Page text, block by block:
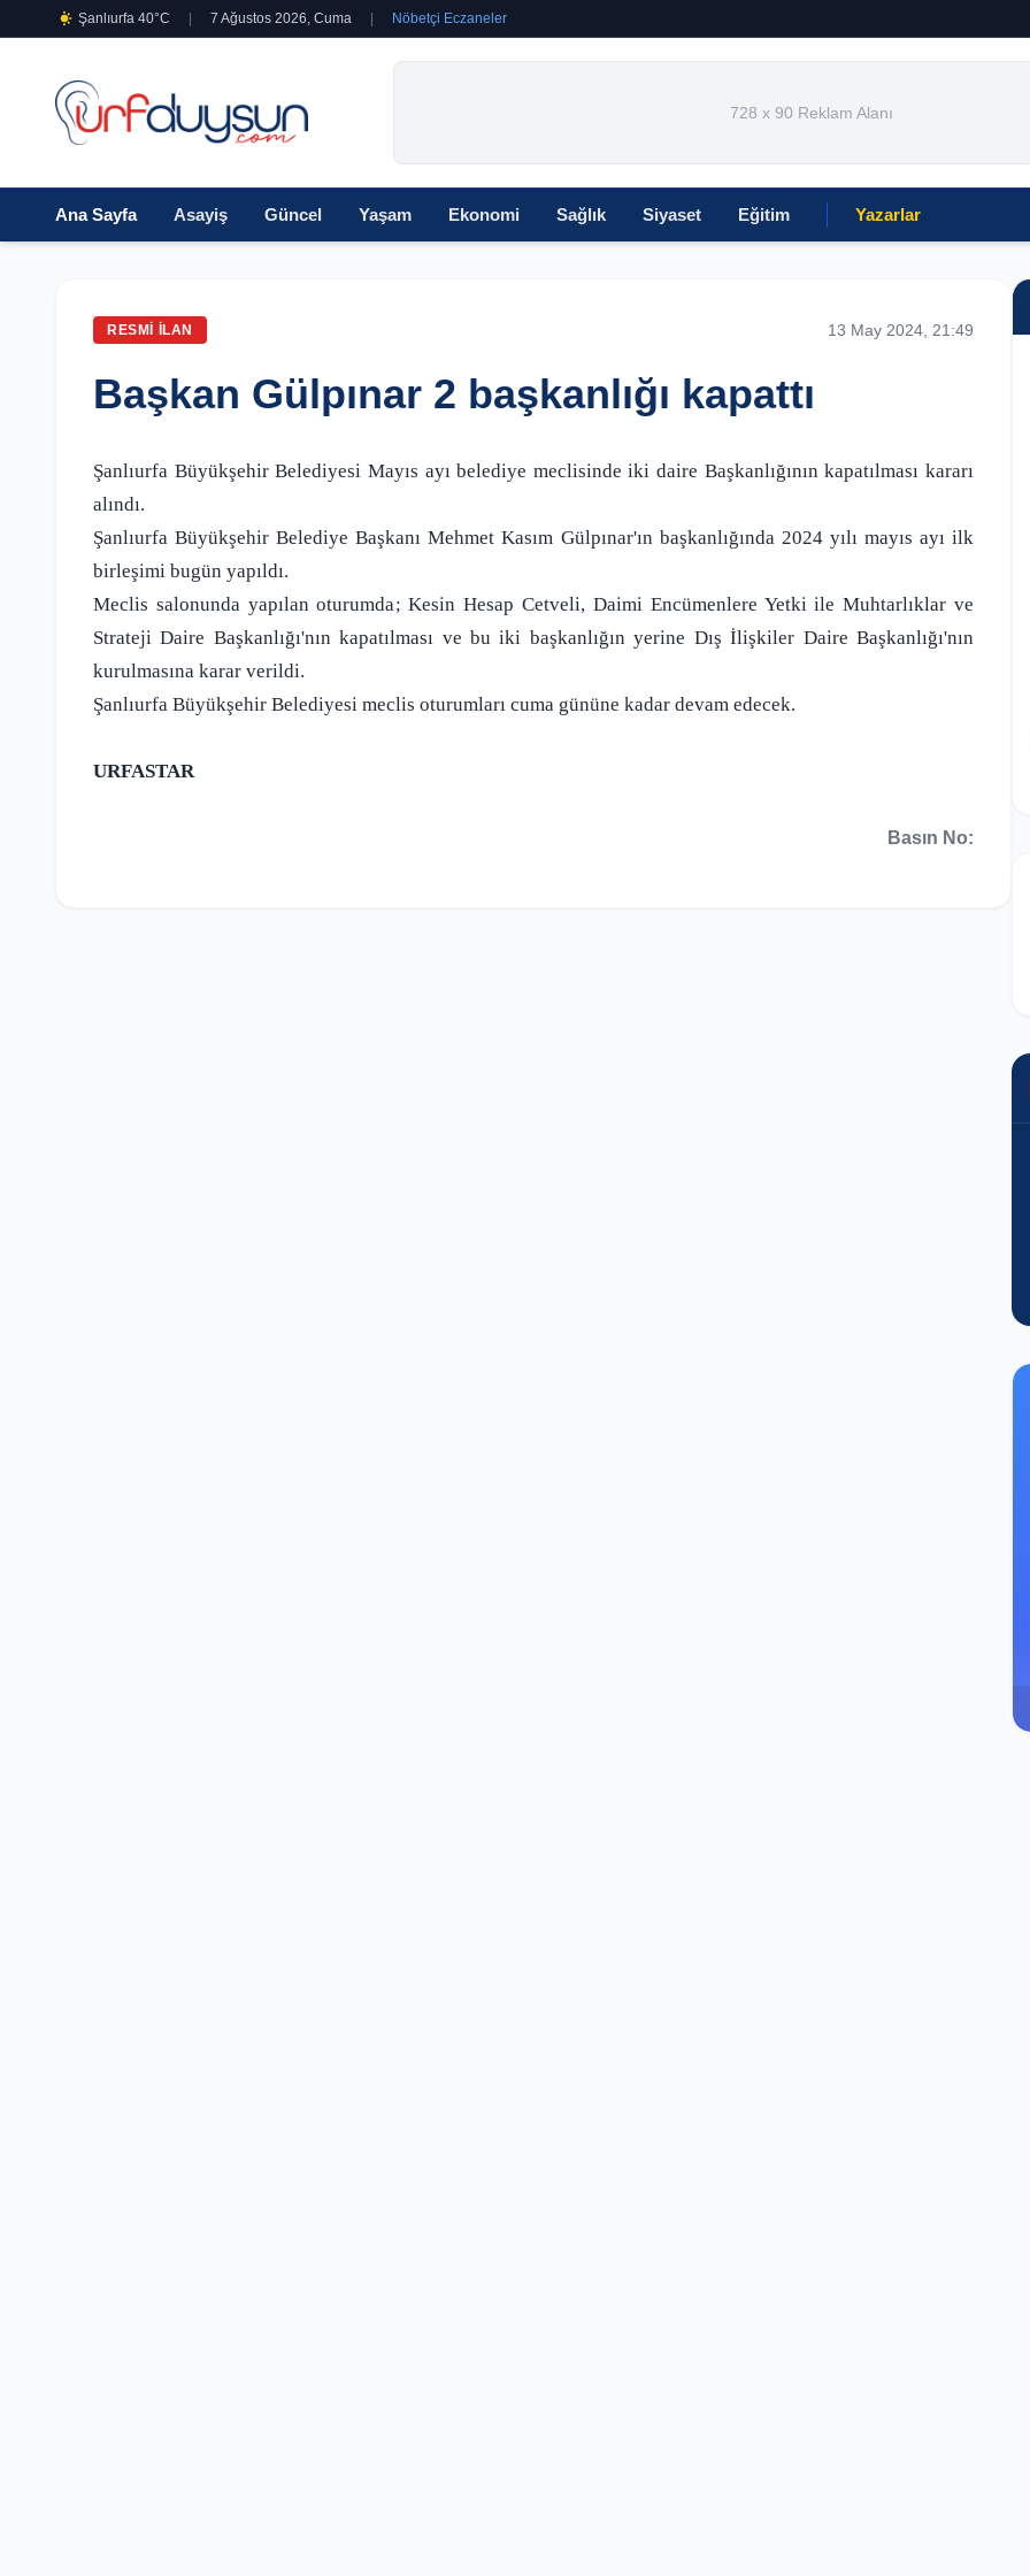
Şanlıurfa 40°C 7 Ağustos 2026, Cuma Nöbetçi Eczaneler
728 x 90 Reklam Alanı
Ana Sayfa Asayiş Güncel Yaşam Ekonomi Sağlık Siyaset Eğitim Yazarlar
RESMI İLAN 13 May 2024, 21:49
Başkan Gülpınar 2 başkanlığı kapattı
Şanlıurfa Büyükşehir Belediyesi Mayıs ayı belediye meclisinde iki daire Başkanlığının kapatılması kararı
alındı.
Şanlıurfa Büyükşehir Belediye Başkanı Mehmet Kasım Gülpınar'ın başkanlığında 2024 yılı mayıs ayı ilk
birleşimi bugün yapıldı.
Meclis salonunda yapılan oturumda; Kesin Hesap Cetveli, Daimi Encümenlere Yetki ile Muhtarlıklar ve
Strateji Daire Başkanlığı'nın kapatılması ve bu iki başkanlığın yerine Dış İlişkiler Daire Başkanlığı'nın
kurulmasına karar verildi.
Şanlıurfa Büyükşehir Belediyesi meclis oturumları cuma gününe kadar devam edecek.
URFASTAR
Basın No: